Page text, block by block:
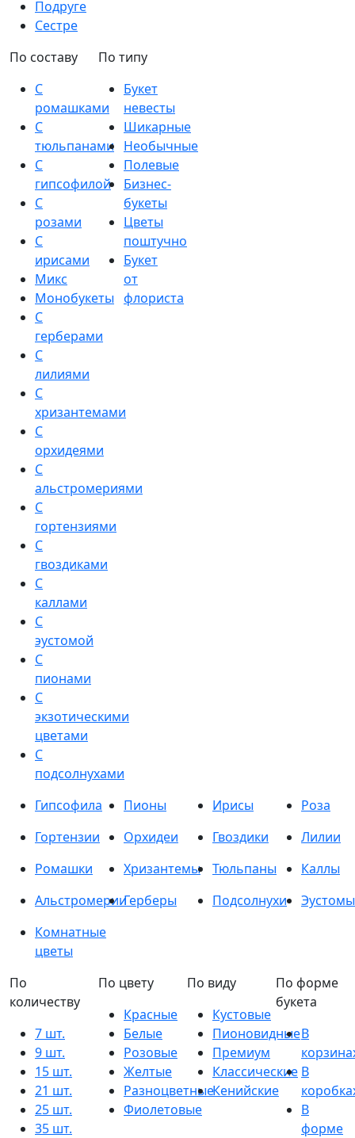
Подруге
Сестре
По составу
С
ромашками
С
тюльпанами
С
гипсофилой
С
розами
С
ирисами
Микс
Монобукеты
С
герберами
С
лилиями
С
хризантемами
С
орхидеями
С
альстромериями
С
гортензиями
С
гвоздиками
С
каллами
С
эустомой
С
пионами
С
экзотическими
цветами
С
подсолнухами
По типу
Букет
невесты
Шикарные
Необычные
Полевые
Бизнес-
букеты
Цветы
поштучно
Букет
от
флориста
Гипсофила Пионы Ирисы
Роза
Гортензии
Орхидеи Гвоздики
Лилии
Ромашки
Хризантемы Тюльпаны
Каллы
АльстромерииГерберы Подсолнухи
Эустомы
Комнатные
цветы
По
количеству
7 шт.
9 шт.
15 шт.
21 шт.
25 шт.
35 шт.
По цвету
Красные
Белые
Розовые
Желтые
Разноцветные
Фиолетовые
По виду
Кустовые
Пионовидные
Премиум
Классические
Кенийские
По форме
букета
В
В
В
форме